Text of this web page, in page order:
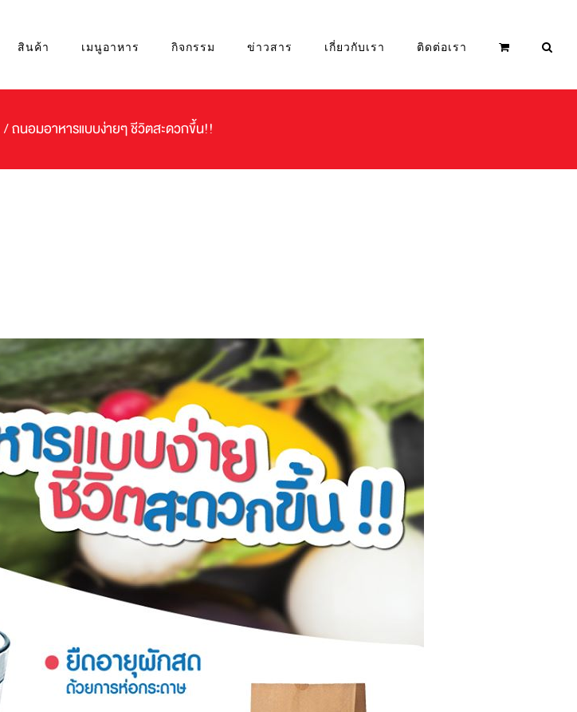
สินค้า เมนูอาหาร กิจกรรม ข่าวสาร เกี่ยวกับเรา ติดต่อเรา
/ถนอมอาหารแบบง่ายๆ ชีวิตสะดวกขึ้น!!